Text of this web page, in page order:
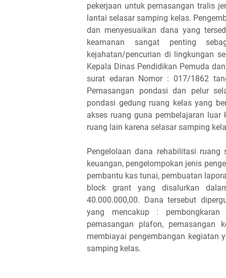
pekerjaan untuk pemasangan tralis
lantai selasar samping kelas.
dan menyesuaikan dana yang
keamanan sangat penting
kejahatan/pencurian di lingkungan
Kepala Dinas Pendidikan Pemuda
surat edaran Nomor : 017/1862
Pemasangan pondasi dan pelur
pondasi gedung ruang kelas yang
akses ruang guna pembelajaran
ruang lain karena selasar samping
Pengelolaan dana rehabilitasi ruang
keuangan, pengelompokan jenis
pembantu kas tunai, pembuatan
block grant yang disalurkan
40.000.000,00. Dana tersebut
yang mencakup :
pemasangan plafon, pemasangan
membiayai pengembangan kegiatan
samping kelas.